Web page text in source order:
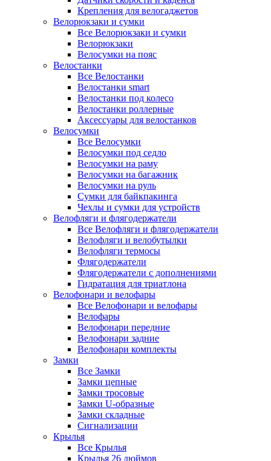
Крепления для велогаджетов
Велорюкзаки и сумки
Все Велорюкзаки и сумки
Велорюкзаки
Велосумки на пояс
Велостанки
Все Велостанки
Велостанки smart
Велостанки под колесо
Велостанки роллерные
Аксессуары для велостанков
Велосумки
Все Велосумки
Велосумки под седло
Велосумки на раму
Велосумки на багажник
Велосумки на руль
Сумки для байкпакинга
Чехлы и сумки для устройств
Велофляги и флягодержатели
Все Велофляги и флягодержатели
Велофляги и велобутылки
Велофляги термосы
Флягодержатели
Флягодержатели с дополнениями
Гидратация для триатлона
Велофонари и велофары
Все Велофонари и велофары
Велофары
Велофонари передние
Велофонари задние
Велофонари комплекты
Замки
Все Замки
Замки цепные
Замки тросовые
Замки U-образные
Замки складные
Сигнализации
Крылья
Все Крылья
Крылья 26 дюймов